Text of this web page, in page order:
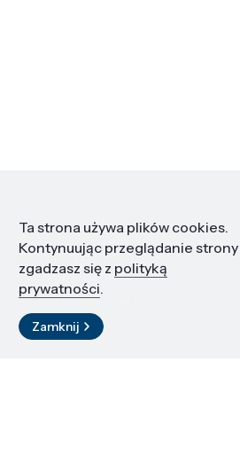
Informacje
Edukacja i kariera
Zasoby i materiały
Kontakt
Ta strona używa plików cookies.
Kontynuując przeglądanie strony
zgadzasz się z polityką
prywatności.
Zamknij